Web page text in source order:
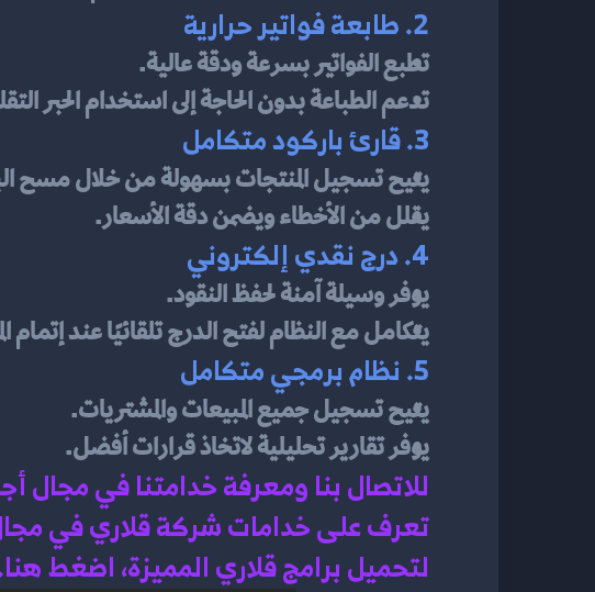
2. طابعة فواتير حرارية
تطبع الفواتير بسرعة ودقة عالية.
تدعم الطباعة بدون الحاجة إلى استخدام الحبر
3. قارئ باركود متكامل
يتيح تسجيل المنتجات بسهولة من خلال مسح
يقلل من الأخطاء ويضمن دقة الأسعار.
4. درج نقدي إلكتروني
يوفر وسيلة آمنة لحفظ النقود.
يتكامل مع النظام لفتح الدرج تلقائيًا عند إتمام
5. نظام برمجي متكامل
يتيح تسجيل جميع المبيعات والمشتريات.
يوفر تقارير تحليلية لاتخاذ قرارات أفضل.
للاتصال بنا ومعرفة خدامتنا في مجال
تعرف على خدامات شركة قلاري في
لتحميل برامج قلاري المميزة، اضغط